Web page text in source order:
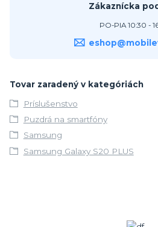
Zákaznícka
PO-PIA 10:30 -
Tovar zaradený v kategóriách
Príslušenstvo
Puzdrá na smartfóny
Samsung
Samsung Galaxy S20 PLUS